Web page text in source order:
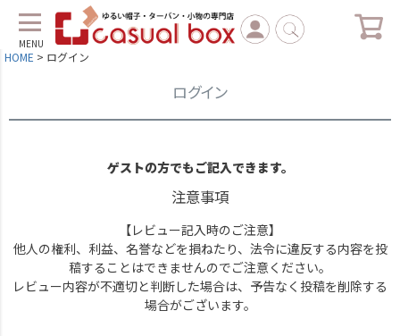
MENU
HOME ログイン
ログイン
ゲストの方でもご記入できます。
注意事項
【レビュー記入時のご注意】
他人の権利、利益、名誉などを損ねたり、法令に違反する内容を投
稿することはできませんのでご注意ください。
レビュー内容が不適切と判断した場合は、予告なく投稿を削除する
場合がございます。